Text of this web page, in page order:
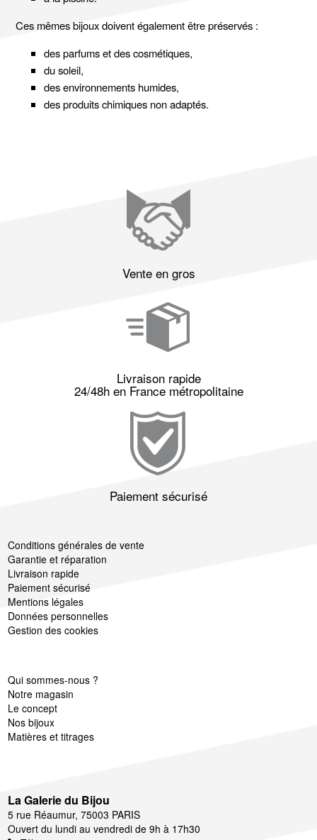
Ces mêmes bijoux doivent également être préservés :
des parfums et des cosmétiques,
du soleil,
des environnements humides,
des produits chimiques non adaptés.
Vente en gros
Livraison rapide
24/48h en France métropolitaine
Paiement sécurisé
Conditions générales de vente
Garantie et réparation
Livraison rapide
Paiement sécurisé
Mentions légales
Données personnelles
Gestion des cookies
Qui sommes-nous ?
Notre magasin
Le concept
Nos bijoux
Matières et titrages
La Galerie du Bijou
5 rue Réaumur, 75003 PARIS
Ouvert du lundi au vendredi de 9h à 17h30